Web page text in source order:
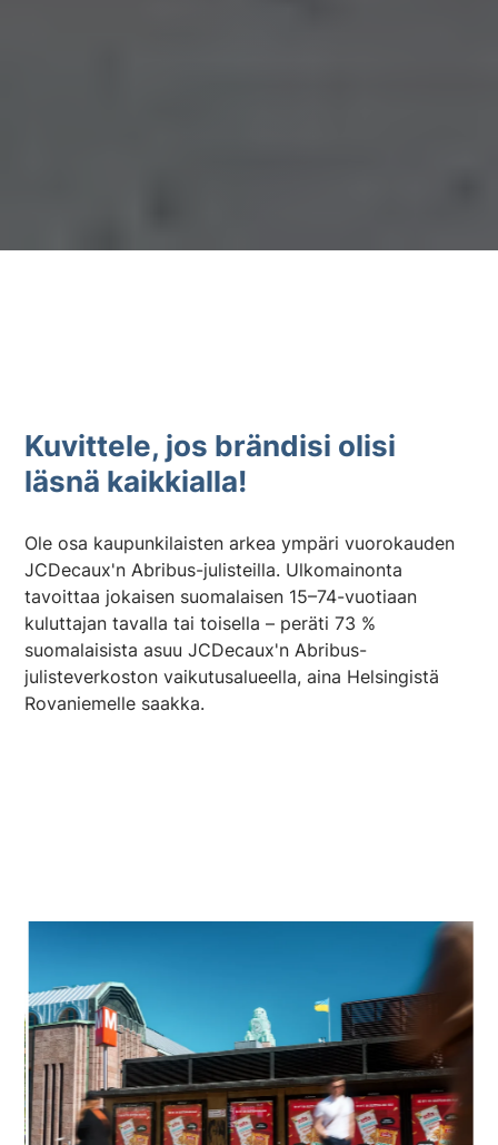
Kuvittele, jos brändisi olisi
läsnä kaikkialla!
Ole osa kaupunkilaisten arkea ympäri vuorokauden
JCDecaux'n Abribus-julisteilla. Ulkomainonta
tavoittaa jokaisen suomalaisen 15–74-vuotiaan
kuluttajan tavalla tai toisella – peräti 73 %
suomalaisista asuu JCDecaux'n Abribus-
julisteverkoston vaikutusalueella, aina Helsingistä
Rovaniemelle saakka.